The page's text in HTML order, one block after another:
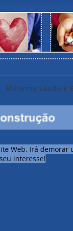
AllFarma Saúde e
Web. Irá
interesse!